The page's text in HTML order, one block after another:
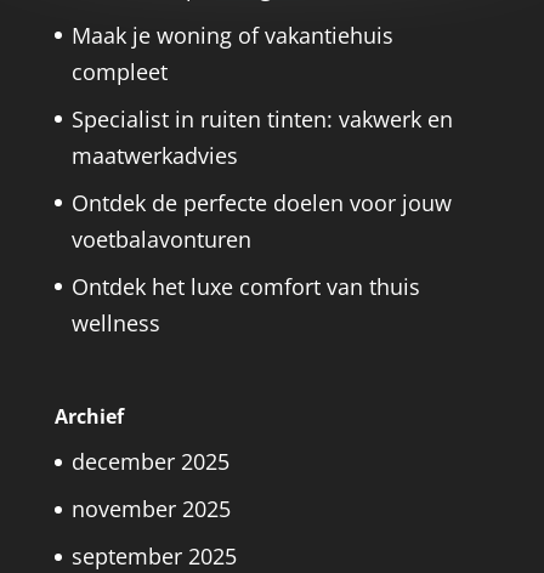
Maak je woning of vakantiehuis
compleet
Specialist in ruiten tinten: vakwerk en
maatwerkadvies
Ontdek de perfecte doelen voor jouw
voetbalavonturen
Ontdek het luxe comfort van thuis
wellness
Archief
december 2025
november 2025
september 2025